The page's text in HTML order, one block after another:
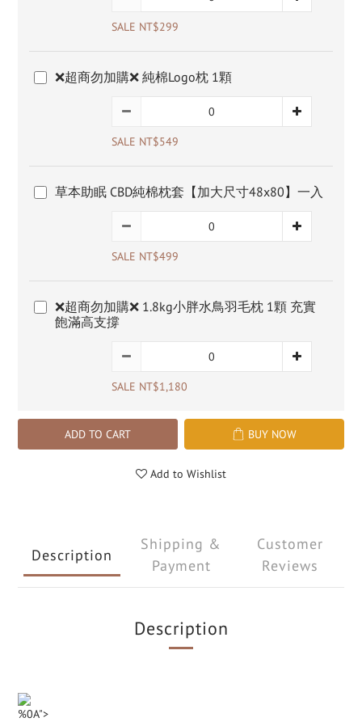
SALE NT$299
❌超商勿加購❌ 純棉Logo枕 1顆
SALE NT$549
草本助眠 CBD純棉枕套【加大尺寸48x80】一入
SALE NT$499
❌超商勿加購❌ 1.8kg小胖水鳥羽毛枕 1顆 充實
飽滿高支撐
SALE NT$1,180
ADD TO CART BUY NOW
Add to Wishlist
Description
Shipping &
Payment
Customer
Reviews
Description
%0A">